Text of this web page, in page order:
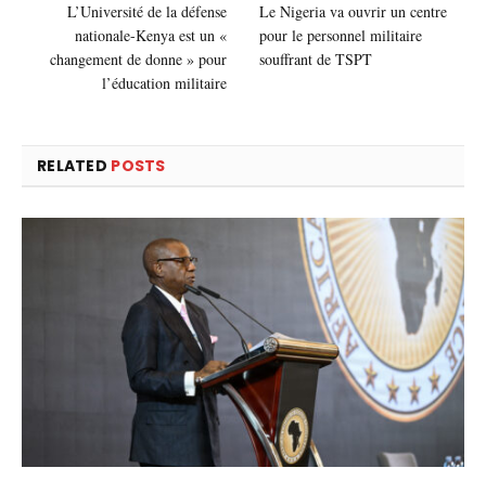
L’Université de la défense
nationale-Kenya est un «
changement de donne » pour
l’éducation militaire
Le Nigeria va ouvrir un centre
pour le personnel militaire
souffrant de TSPT
RELATED POSTS